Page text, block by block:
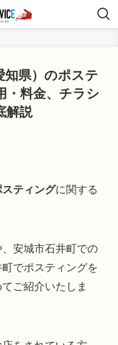
知県）のポステ
・料金、チラシ
解説
ティングに関する
安城市石井町での
でポスティングを
ご紹介いたしま